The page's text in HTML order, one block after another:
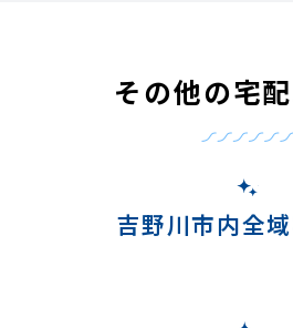
その他の宅
吉野川市内全